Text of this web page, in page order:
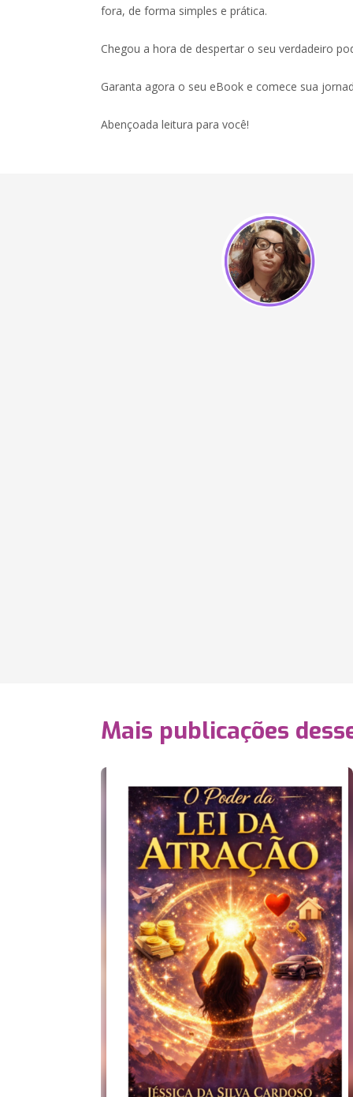
fora, de forma simples e prática.
Chegou a hora de despertar o seu verdadeiro
Garanta agora o seu eBook e comece sua
Abençoada leitura para você!
Mais publicações